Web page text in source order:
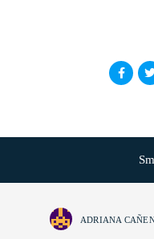
ADRIANA